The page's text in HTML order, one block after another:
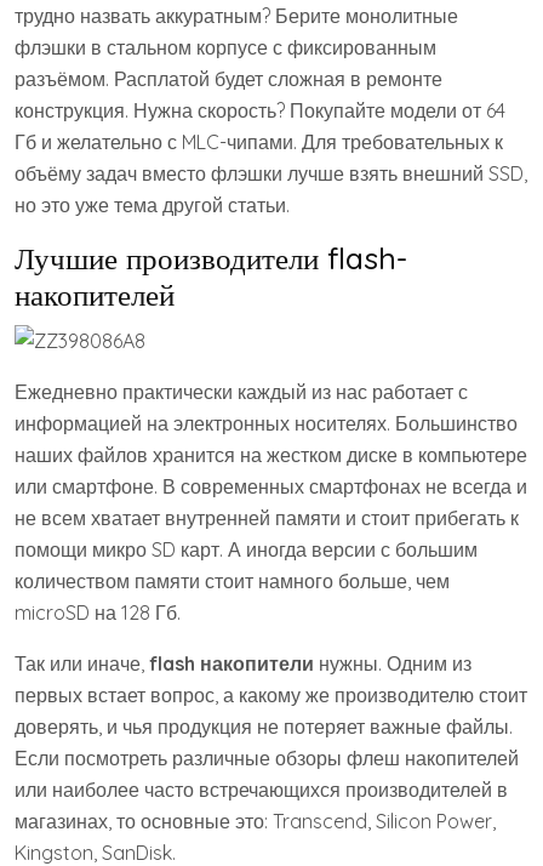
трудно назвать аккуратным? Берите монолитные
флэшки в стальном корпусе с фиксированным
разъёмом. Расплатой будет сложная в ремонте
конструкция. Нужна скорость? Покупайте модели от 64
Гб и желательно с MLC-чипами. Для требовательных к
объёму задач вместо флэшки лучше взять внешний SSD,
но это уже тема другой статьи.
Лучшие производители flash-
накопителей
Ежедневно практически каждый из нас работает с
информацией на электронных носителях. Большинство
наших файлов хранится на жестком диске в компьютере
или смартфоне. В современных смартфонах не всегда и
не всем хватает внутренней памяти и стоит прибегать к
помощи микро SD карт. А иногда версии с большим
количеством памяти стоит намного больше, чем
microSD на 128 Гб.
Так или иначе, flash накопители нужны. Одним из
первых встает вопрос, а какому же производителю стоит
доверять, и чья продукция не потеряет важные файлы.
Если посмотреть различные обзоры флеш накопителей
или наиболее часто встречающихся производителей в
магазинах, то основные это: Transcend, Silicon Power,
Kingston, SanDisk.